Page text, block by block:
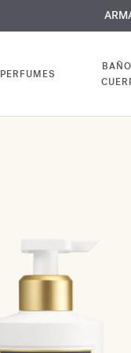
GRABADO
PERFUMES